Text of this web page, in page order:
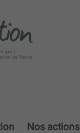
Nos actions